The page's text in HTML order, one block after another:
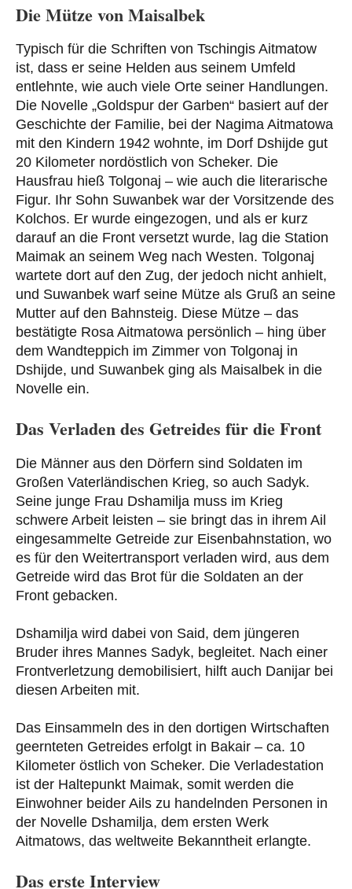
Die Mütze von Maisalbek
Typisch für die Schriften von Tschingis Aitmatow
ist, dass er seine Helden aus seinem Umfeld
entlehnte, wie auch viele Orte seiner Handlungen.
Die Novelle „Goldspur der Garben“ basiert auf der
Geschichte der Familie, bei der Nagima Aitmatowa
mit den Kindern 1942 wohnte, im Dorf Dshijde gut
20 Kilometer nordöstlich von Scheker. Die
Hausfrau hieß Tolgonaj – wie auch die literarische
Figur. Ihr Sohn Suwanbek war der Vorsitzende des
Kolchos. Er wurde eingezogen, und als er kurz
darauf an die Front versetzt wurde, lag die Station
Maimak an seinem Weg nach Westen. Tolgonaj
wartete dort auf den Zug, der jedoch nicht anhielt,
und Suwanbek warf seine Mütze als Gruß an seine
Mutter auf den Bahnsteig. Diese Mütze – das
bestätigte Rosa Aitmatowa persönlich – hing über
dem Wandteppich im Zimmer von Tolgonaj in
Dshijde, und Suwanbek ging als Maisalbek in die
Novelle ein.
Das Verladen des Getreides für die Front
Die Männer aus den Dörfern sind Soldaten im
Großen Vaterländischen Krieg, so auch Sadyk.
Seine junge Frau Dshamilja muss im Krieg
schwere Arbeit leisten – sie bringt das in ihrem Ail
eingesammelte Getreide zur Eisenbahnstation, wo
es für den Weitertransport verladen wird, aus dem
Getreide wird das Brot für die Soldaten an der
Front gebacken.
Dshamilja wird dabei von Said, dem jüngeren
Bruder ihres Mannes Sadyk, begleitet. Nach einer
Frontverletzung demobilisiert, hilft auch Danijar bei
diesen Arbeiten mit.
Das Einsammeln des in den dortigen Wirtschaften
geernteten Getreides erfolgt in Bakair – ca. 10
Kilometer östlich von Scheker. Die Verladestation
ist der Haltepunkt Maimak, somit werden die
Einwohner beider Ails zu handelnden Personen in
der Novelle Dshamilja, dem ersten Werk
Aitmatows, das weltweite Bekanntheit erlangte.
Das erste Interview